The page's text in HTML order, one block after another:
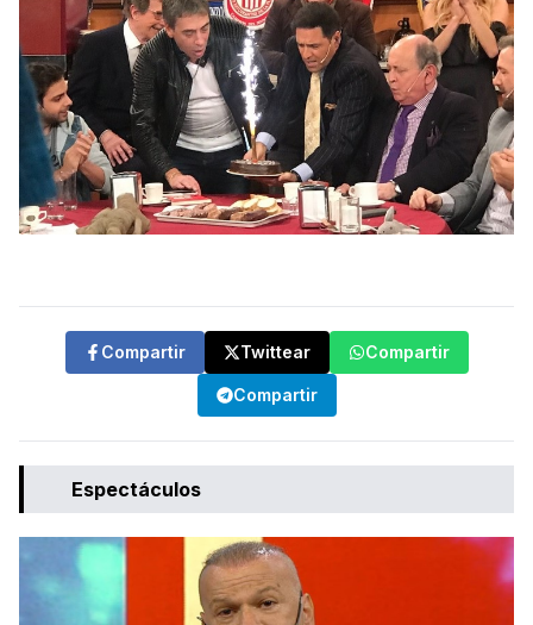
Compartir Twittear Compartir
Compartir
Espectáculos